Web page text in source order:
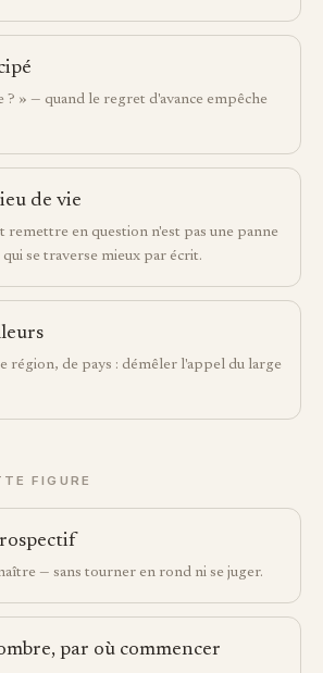
? » — quand le regret d'avance empêche
de vie
en question n'est pas une panne
qui se traverse mieux par écrit.
région, de pays : démêler l'appel du large
FIGURE
— sans tourner en rond ni se juger.
par où commencer